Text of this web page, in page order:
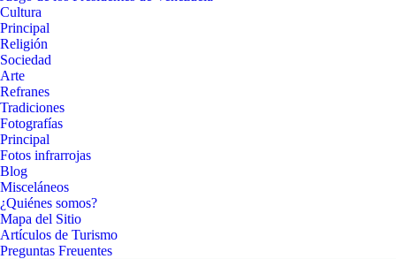
Cultura
Principal
Religión
Sociedad
Arte
Refranes
Tradiciones
Fotografías
Principal
Fotos infrarrojas
Blog
Misceláneos
¿Quiénes somos?
Mapa del Sitio
Artículos de Turismo
Preguntas Freuentes